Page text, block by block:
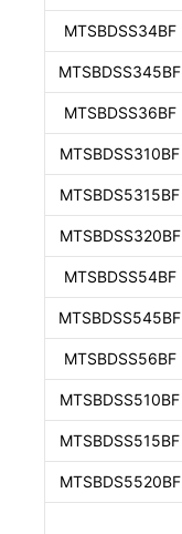
MTSBDSS34BF
MTSBDSS345BF
MTSBDSS36BF
MTSBDSS310BF
MTSBDS5315BF
MTSBDSS320BF
MTSBDSS54BF
MTSBDSS545BF
MTSBDSS56BF
MTSBDSS510BF
MTSBDSS515BF
MTSBDS5520BF